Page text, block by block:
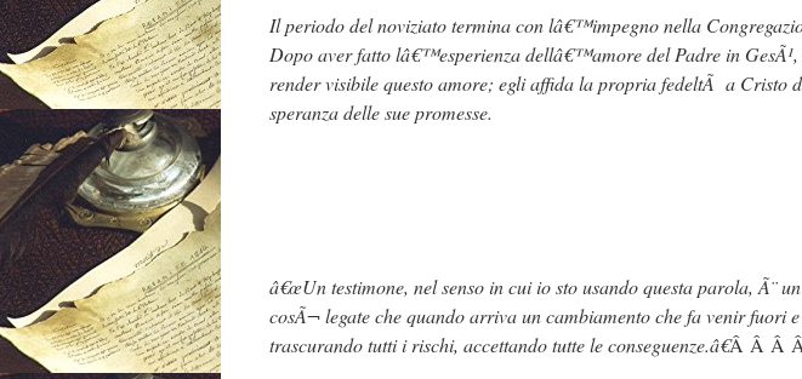
Il periodo del noviziato termina con lâ€™impegno nella
Dopo aver fatto lâ€™esperienza dellâ€™amore del Padre in
render visibile questo amore; egli affida la propria fedeltÃ a Cristo
speranza delle sue promesse.
â€œUn testimone, nel senso in cui io sto usando questa parola, Ã¨
cosÃ¬ legate che quando arriva un cambiamento che fa venir fuori
trascurando tutti i rischi, accettando tutte le conseguenze.â€Â Â Â